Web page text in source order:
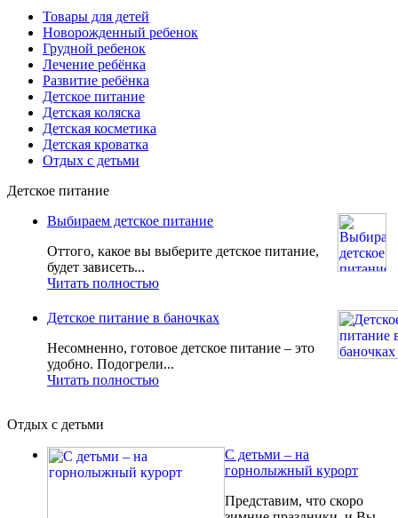
Товары для детей
Новорожденный ребенок
Грудной ребенок
Лечение ребёнка
Развитие ребёнка
Детское питание
Детская коляска
Детская косметика
Детская кроватка
Отдых с детьми
Детское питание
Выбираем детское питание
Оттого, какое вы выберите детское питание,
будет зависеть...
Читать полностью
Детское питание в баночках
Несомненно, готовое детское питание – это
удобно. Подогрели...
Читать полностью
Отдых с детьми
С детьми – на
горнолыжный курорт
Представим, что скоро